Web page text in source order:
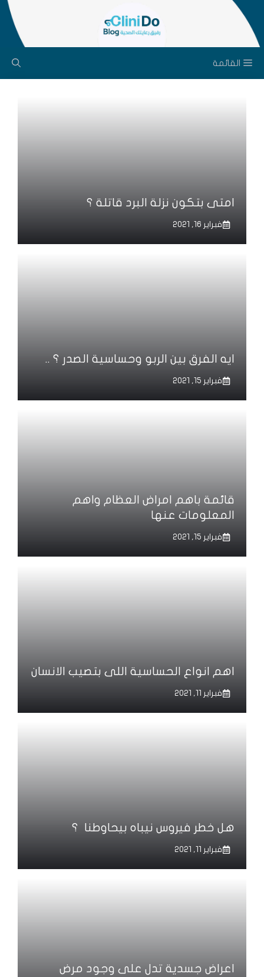
إلى
المحتوى
القائمة
امتى بتكون نزلة البرد قاتلة ؟
فبراير 16, 2021
ايه الفرق بين الربو وحساسية الصدر ؟ ..
فبراير 15, 2021
قائمة باهم امراض العظام واهم
المعلومات عنها
فبراير 15, 2021
اهم انواع الحساسية اللى بتصيب الانسان
فبراير 11, 2021
هل خطر فيروس نيباه بيحاوطنا ؟
فبراير 11, 2021
اعراض جسدية تدل على وجود مرض